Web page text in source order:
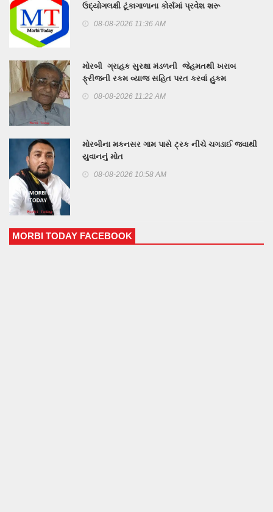
ઉદ્યોગલક્ષી ટૂંકાગાળાના કોર્સમાં પ્રવેશ શરૂ
08-08-2026 11:36 AM
મોરબી ગ્રાહક સુરક્ષા મંડળની જેહમતથી ખરાબ
ફ્રીજની રકમ વ્યાજ સહિત પરત કરવાં હુકમ
08-08-2026 11:22 AM
મોરબીના મકનસર ગામ પાસે ટ્રક નીચે ચગડાઈ જવાથી
યુવાનનું મોત
08-08-2026 10:58 AM
MORBI TODAY FACEBOOK